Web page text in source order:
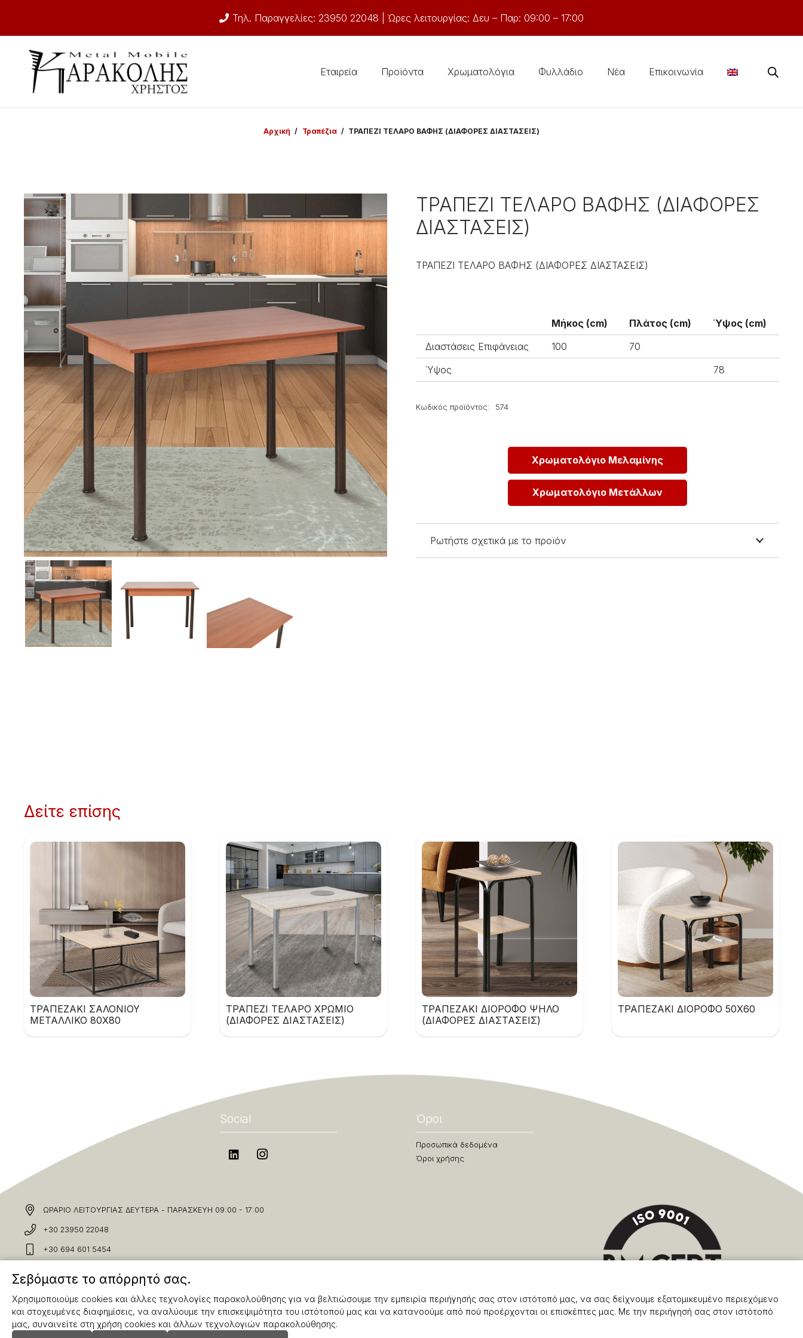
Τηλ. Παραγγελίες: 23950 22048 | Ώρες λειτουργίας: Δευ – Παρ: 09:00 – 17:00
Εταιρεία Προϊόντα Χρωματολόγια Φυλλάδιο Νέα Επικοινωνία
Αρχική / Τραπέζια / ΤΡΑΠΕΖΙ ΤΕΛΑΡΟ ΒΑΦΗΣ (ΔΙΑΦΟΡΕΣ ΔΙΑΣΤΑΣΕΙΣ)
ΤΡΑΠΕΖΙ ΤΕΛΑΡΟ ΒΑΦΗΣ (ΔΙΑΦΟΡΕΣ
ΔΙΑΣΤΑΣΕΙΣ)
ΤΡΑΠΕΖΙ ΤΕΛΑΡΟ ΒΑΦΗΣ (ΔΙΑΦΟΡΕΣ ΔΙΑΣΤΑΣΕΙΣ)
Μήκος (cm) Πλάτος (cm)
Ύψος (cm)
Διαστάσεις Επιφάνειας
100
70
Ύψος
78
Κωδικός προϊόντος: 574
Χρωματολόγιο Μελαμίνης
Χρωματολόγιο Μετάλλων
Ρωτήστε σχετικά με το προϊόν
Δείτε επίσης
ΤΡΑΠΕΖΑΚΙ ΣΑΛΟΝΙΟΥ
ΜΕΤΑΛΛΙΚΟ 80Χ80
ΤΡΑΠΕΖΙ ΤΕΛΑΡΟ ΧΡΩΜΙΟ
(ΔΙΑΦΟΡΕΣ ΔΙΑΣΤΑΣΕΙΣ)
ΤΡΑΠΕΖΑΚΙ ΔΙΟΡΟΦΟ ΨΗΛΟ
(ΔΙΑΦΟΡΕΣ ΔΙΑΣΤΑΣΕΙΣ)
ΤΡΑΠΕΖΑΚΙ ΔΙΟΡΟΦΟ 50Χ60
Social Όροι
Προσωπικά δεδομένα
Όροι χρήσης
ΩΡΑΡΙΟ ΛΕΙΤΟΥΡΓΙΑΣ ΔΕΥΤΕΡΑ - ΠΑΡΑΣΚΕΥΗ 09:00 - 17:00
+30 23950 22048
+30 694 601 5454
Σεβόμαστε το απόρρητό σας.
Χρησιμοποιούμε cookies και άλλες τεχνολογίες παρακολούθησης για να βελτιώσουμε την εμπειρία περιήγησής σας στον ιστότοπό μας, να σας δείχνουμε εξατομικευμένο περιεχόμενο
και στοχευμένες διαφημίσεις, να αναλύουμε την επισκεψιμότητα του ιστότοπού μας και να κατανοούμε από πού προέρχονται οι επισκέπτες μας. Με την περιήγησή σας στον ιστότοπό
μας, συναινείτε στη χρήση cookies και άλλων τεχνολογιών παρακολούθησης.